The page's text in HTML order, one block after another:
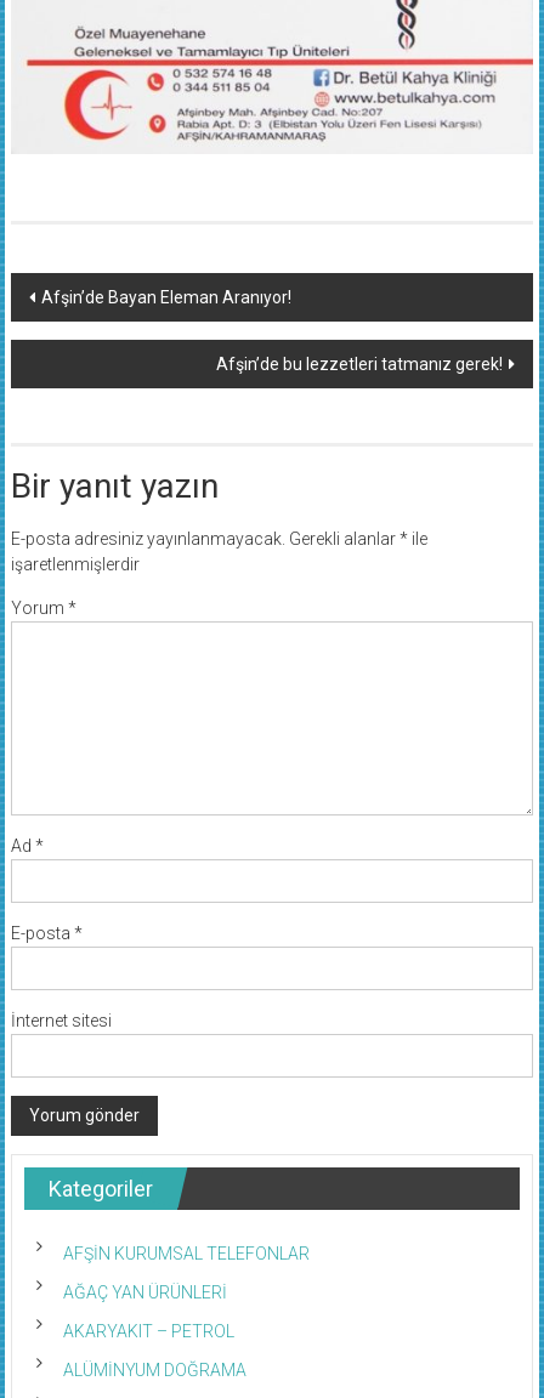
Yazı
dolaşımı
Afşin’de Bayan Eleman Aranıyor!
Afşin’de bu lezzetleri tatmanız gerek!
Bir yanıt yazın
E-posta adresiniz yayınlanmayacak. Gerekli alanlar*ile
işaretlenmişlerdir
Yorum *
Ad *
E-posta *
İnternet sitesi
Kategoriler
AFŞİN KURUMSAL TELEFONLAR
AĞAÇ YAN ÜRÜNLERİ
AKARYAKIT – PETROL
ALÜMİNYUM DOĞRAMA